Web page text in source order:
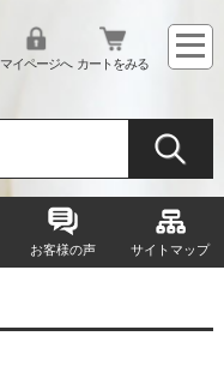
マイページへ カートをみる
お客様の声 サイトマップ